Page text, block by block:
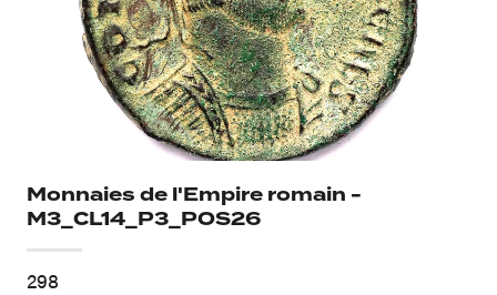
Monnaies de l'Empire romain -
M3_CL14_P3_POS26
298